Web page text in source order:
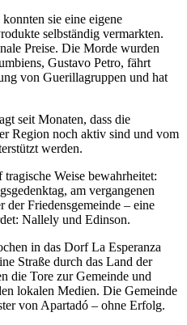
sie eine eigene
selbständig vermarkten.
Preise. Die Morde wurden
Gustavo Petro, fährt
von Guerillagruppen und hat
seit Monaten, dass die
Region noch aktiv sind und vom
werden.
Weise bewahrheitet:
am vergangenen
Friedensgemeinde – eine
Nallely und Edinson.
in das Dorf La Esperanza
Straße durch das Land der
die Tore zur Gemeinde und
lokalen Medien. Die Gemeinde
von Apartadó – ohne Erfolg.